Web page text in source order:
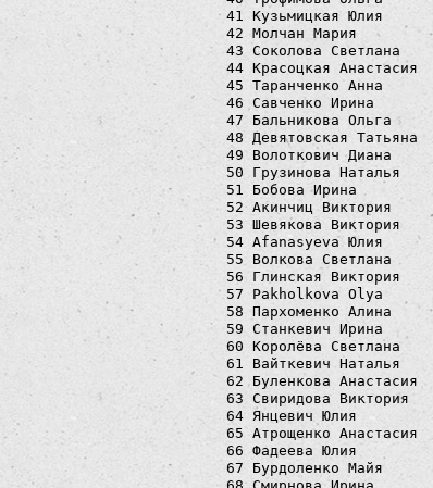
41 Кузьмицкая Юлия
42 Молчан Мария
43 Соколова Светлана
44 Красоцкая Анастасия
45 Таранченко Анна
46 Савченко Ирина
47 Бальникова Ольга
48 Девятовская Татьяна
49 Волоткович Диана
50 Грузинова Наталья
51 Бобова Ирина
52 Акинчиц Виктория
53 Шевякова Виктория
54 Afanasyeva Юлия
55 Волкова Светлана
56 Глинская Виктория
57 Pakholkova Olya
58 Пархоменко Алина
59 Станкевич Ирина
60 Королёва Светлана
61 Вайткевич Наталья
62 Буленкова Анастасия
63 Свиридова Виктория
64 Янцевич Юлия
65 Атрощенко Анастасия
66 Фадеева Юлия
67 Бурдоленко Майя